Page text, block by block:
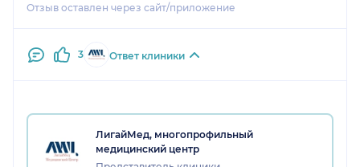
Отзыв оставлен через сайт/приложение
3 Ответ клиники
ЛигайМед, многопрофильный
медицинский центр